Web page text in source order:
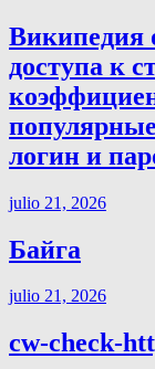
Википедия
доступа к
логин и
julio 21, 2026
Байга
julio 21, 2026
cw-check-